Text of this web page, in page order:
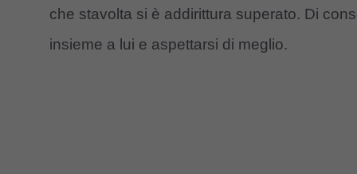
che stavolta si è addirittura superato. Di
insieme a lui e aspettarsi di meglio.